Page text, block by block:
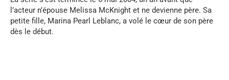
l’acteur n’épouse Melissa McKnight et ne devienne père. Sa
petite fille, Marina Pearl Leblanc, a volé le cœur de son père
dès le début.